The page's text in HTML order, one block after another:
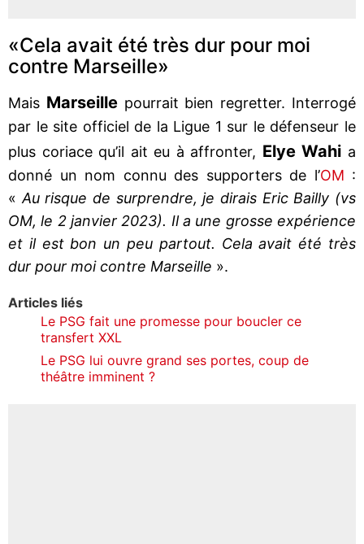
«Cela avait été très dur pour moi
contre Marseille»
Mais Marseillepourrait bien regretter. Interrogé
par le site officiel de la Ligue 1 sur le défenseur le
plus coriace qu’il ait eu à affronter, Elye Wahi a
donné un nom connu des supporters de l’OM :
« Au risque de surprendre, je dirais Eric Bailly (vs
OM, le 2 janvier 2023). Il a une grosse expérience
et il est bon un peu partout. Cela avait été très
dur pour moi contre Marseille ».
Articles liés
Le PSG fait une promesse pour boucler ce
transfert XXL
Le PSG lui ouvre grand ses portes, coup de
théâtre imminent ?